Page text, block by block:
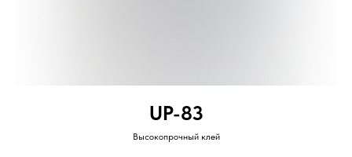
UP-83
Высокопрочный клей